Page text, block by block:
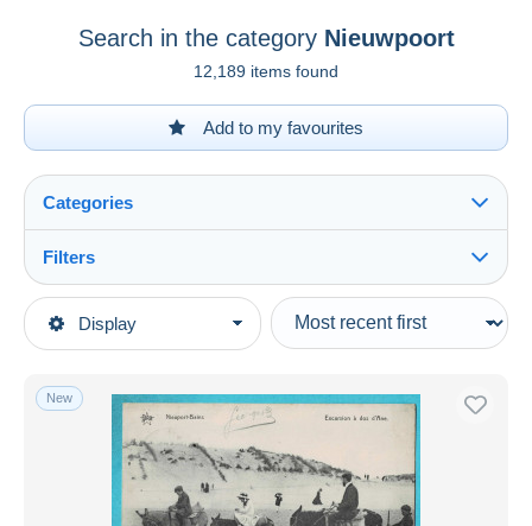
Search in the category Nieuwpoort
12,189 items found
Add to my favourites
Display
Categories
Main categories
Europe
West Flanders
Nieuwpoort
Filters
Type of sale
Ongoing
Auction sales with bids
Auctions without bids
Auction houses
New